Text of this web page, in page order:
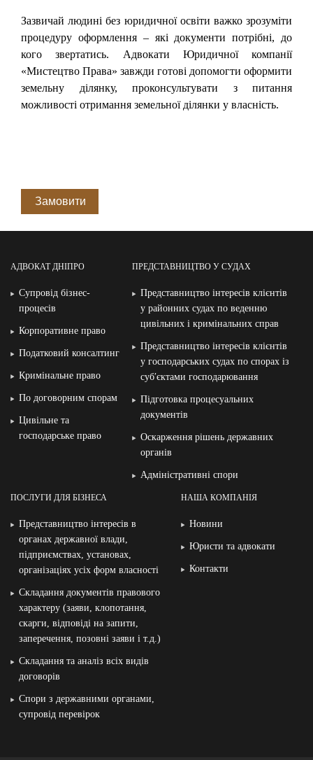
Зазвичай людині без юридичної освіти важко зрозуміти
процедуру оформлення – які документи потрібні, до
кого звертатись. Адвокати Юридичної компанії
«Мистецтво Права» завжди готові допомогти оформити
земельну ділянку, проконсультувати з питання
можливості отримання земельної ділянки у власність.
Замовити
АДВОКАТ ДНІПРО
Супровід бізнес-
процесів
Корпоративне право
Податковий консалтинг
Кримінальне право
По договорним спорам
Цивільне та
господарське право
ПРЕДСТАВНИЦТВО У СУДАХ
Представництво інтересів клієнтів
у районних судах по веденню
цивільних і кримінальних справ
Представництво інтересів клієнтів
у господарських судах по спорах із
суб′єктами господарювання
Підготовка процесуальних
документів
Оскарження рішень державних
органів
Адміністративні спори
ПОСЛУГИ ДЛЯ БІЗНЕСА
Представництво інтересів в
органах державної влади,
підприємствах, установах,
організаціях усіх форм власності
Складання документів правового
характеру (заяви, клопотання,
скарги, відповіді на запити,
заперечення, позовні заяви і т.д.)
Складання та аналіз всіх видів
договорів
Спори з державними органами,
супровід перевірок
НАША КОМПАНІЯ
Новини
Юристи та адвокати
Контакти